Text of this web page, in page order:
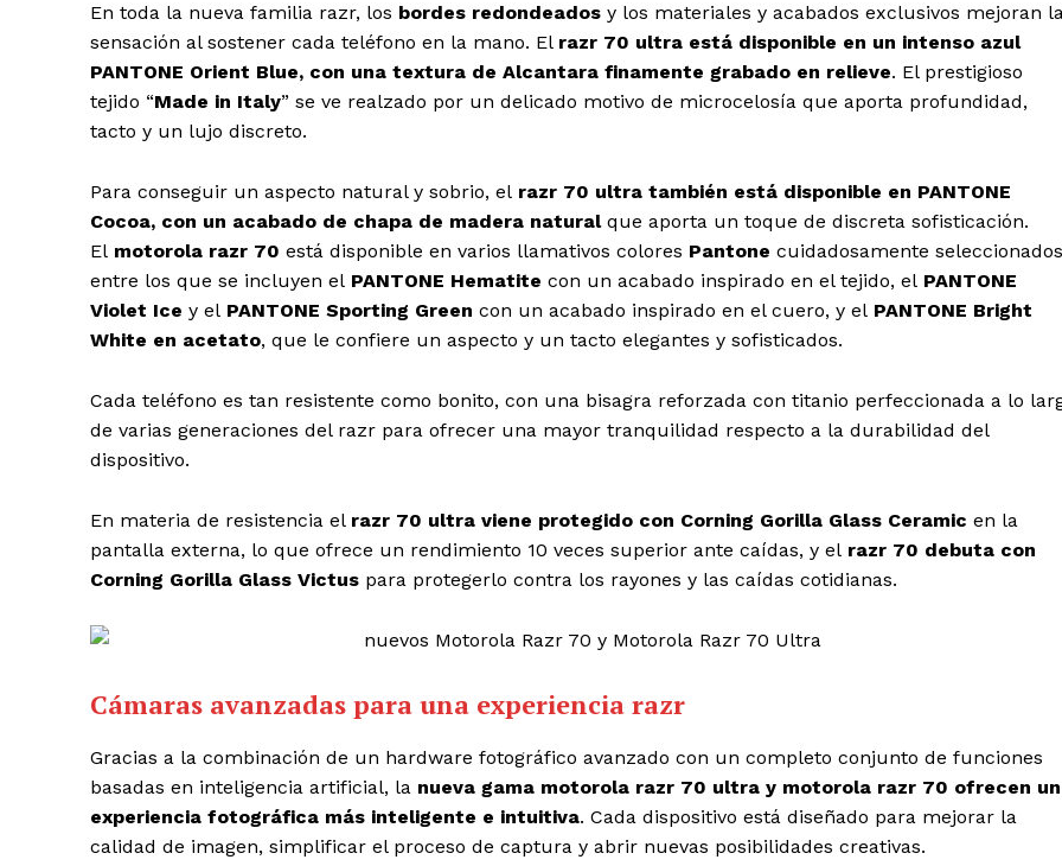
En toda la nueva familia razr, los bordes redondeados y los materiales y acabados exclusivos mejoran
sensación al sostener cada teléfono en la mano. El razr 70 ultra está disponible en un intenso azul
PANTONE Orient Blue, con una textura de Alcantara finamente grabado en relieve. El prestigioso
tejido “Made in Italy” se ve realzado por un delicado motivo de microcelosía que aporta profundidad,
tacto y un lujo discreto.
Para conseguir un aspecto natural y sobrio, el razr 70 ultra también está disponible en PANTONE
Cocoa, con un acabado de chapa de madera naturalque aporta un toque de discreta sofisticación.
El motorola razr 70 está disponible en varios llamativos colores Pantone cuidadosamente
entre los que se incluyen el PANTONE Hematite con un acabado inspirado en el tejido, el PANTONE
Violet Ice y el PANTONE Sporting Green con un acabado inspirado en el cuero, y el PANTONE Bright
White en acetato, que le confiere un aspecto y un tacto elegantes y sofisticados.
Cada teléfono es tan resistente como bonito, con una bisagra reforzada con titanio perfeccionada a lo
de varias generaciones del razr para ofrecer una mayor tranquilidad respecto a la durabilidad del
dispositivo.
En materia de resistencia el razr 70 ultra viene protegido con Corning Gorilla Glass Ceramic en la
pantalla externa, lo que ofrece un rendimiento 10 veces superior ante caídas, y el razr 70 debuta con
Corning Gorilla Glass Victus para protegerlo contra los rayones y las caídas cotidianas.
Cámaras avanzadas para una experiencia razr
Gracias a la combinación de un hardware fotográfico avanzado con un completo conjunto de funciones
basadas en inteligencia artificial, la nueva gama motorola razr 70 ultra y motorola razr 70 ofrecen
experiencia fotográfica más inteligente e intuitiva. Cada dispositivo está diseñado para mejorar la
calidad de imagen, simplificar el proceso de captura y abrir nuevas posibilidades creativas.